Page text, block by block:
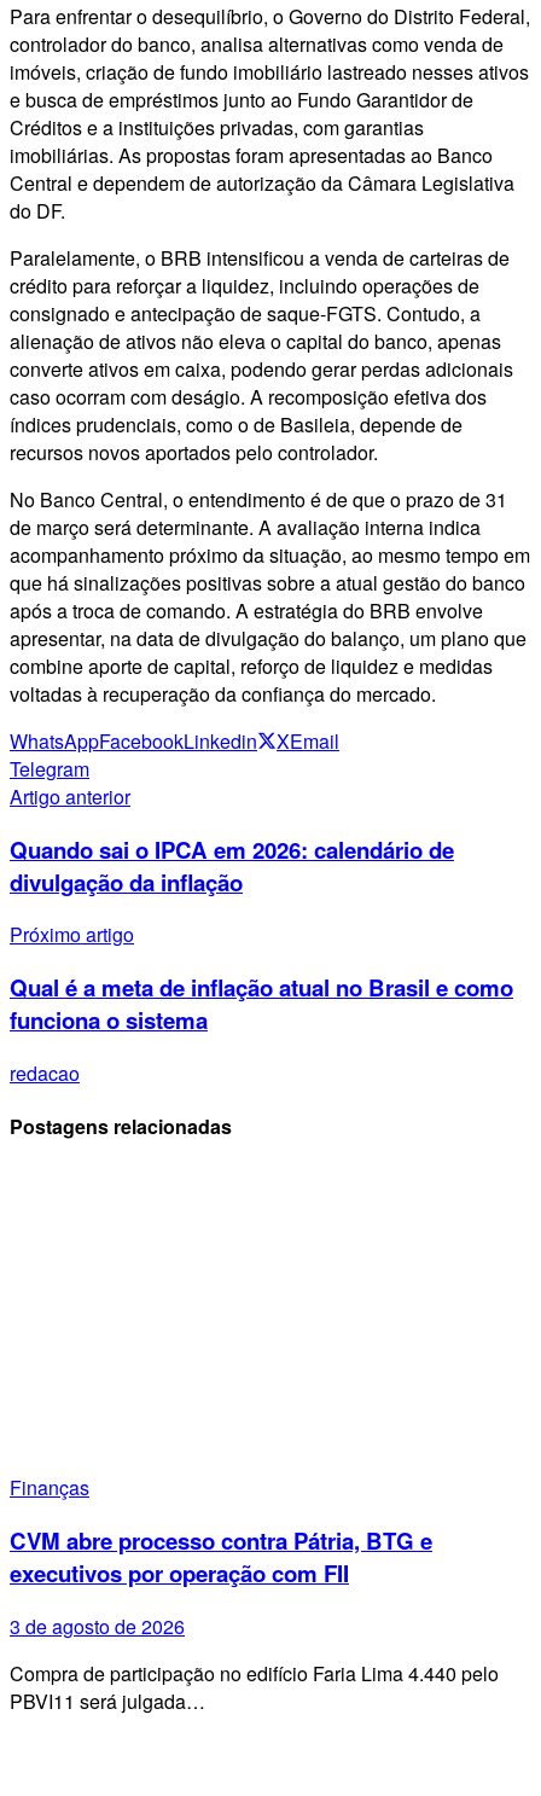
Para enfrentar o desequilíbrio, o Governo do Distrito Federal,
controlador do banco, analisa alternativas como venda de
imóveis, criação de fundo imobiliário lastreado nesses ativos
e busca de empréstimos junto ao Fundo Garantidor de
Créditos e a instituições privadas, com garantias
imobiliárias. As propostas foram apresentadas ao Banco
Central e dependem de autorização da Câmara Legislativa
do DF.
Paralelamente, o BRB intensificou a venda de carteiras de
crédito para reforçar a liquidez, incluindo operações de
consignado e antecipação de saque-FGTS. Contudo, a
alienação de ativos não eleva o capital do banco, apenas
converte ativos em caixa, podendo gerar perdas adicionais
caso ocorram com deságio. A recomposição efetiva dos
índices prudenciais, como o de Basileia, depende de
recursos novos aportados pelo controlador.
No Banco Central, o entendimento é de que o prazo de 31
de março será determinante. A avaliação interna indica
acompanhamento próximo da situação, ao mesmo tempo em
que há sinalizações positivas sobre a atual gestão do banco
após a troca de comando. A estratégia do BRB envolve
apresentar, na data de divulgação do balanço, um plano que
combine aporte de capital, reforço de liquidez e medidas
voltadas à recuperação da confiança do mercado.
WhatsAppFacebookLinkedin XEmail
Telegram
Artigo anterior
Quando sai o IPCA em 2026: calendário de
divulgação da inflação
Próximo artigo
Qual é a meta de inflação atual no Brasil e como
funciona o sistema
redacao
Postagens relacionadas
Finanças
CVM abre processo contra Pátria, BTG e
executivos por operação com FII
3 de agosto de 2026
Compra de participação no edifício Faria Lima 4.440 pelo
PBVI11 será julgada…